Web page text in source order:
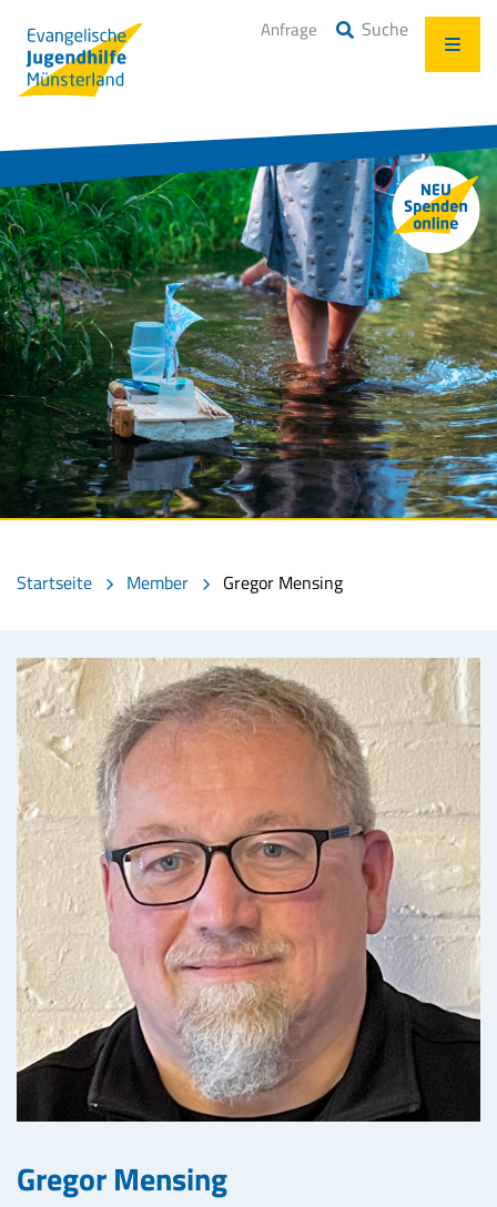
Anfrage Suche
Startseite Member Gregor Mensing
Gregor Mensing